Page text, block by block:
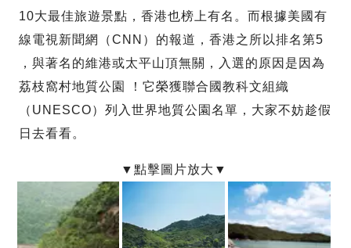
10大最佳旅遊景點，香港也榜上有名。而根據美國有
線電視新聞網（CNN）的報道，香港之所以排名第5
，與著名的維港或太平山頂無關，入選的原因是因為
荔枝窩村地質公園 ！它榮獲聯合國教科文組織
（UNESCO）列入世界地質公園名單，大家不妨趁假
日去看看。